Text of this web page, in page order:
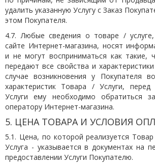
удалить указанную Услугу с Заказ
этом Покупателя.
4.7. Любые сведения о товаре /
сайте Интернет-магазина, носят
и не могут восприниматься как такие,
передают все свойства и
случае возникновения у Покупателя
характеристик Товара / Услуги,
Услуги ему необходимо обратиться
оператору Интернет-магазина.
5. ЦЕНА ТОВАРА И УСЛОВИЯ
5.1. Цена, по которой реализуется
Услуга - указывается в документах на
предоставлении Услуги Покупателю.